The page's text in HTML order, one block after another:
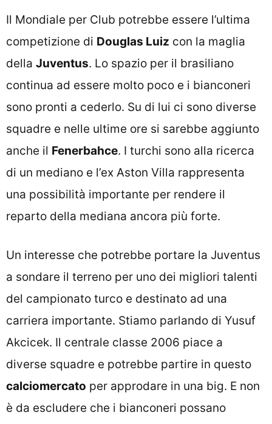
Il Mondiale per Club potrebbe essere l’ultima
competizione di Douglas Luiz con la maglia
della Juventus. Lo spazio per il brasiliano
continua ad essere molto poco e i bianconeri
sono pronti a cederlo. Su di lui ci sono diverse
squadre e nelle ultime ore si sarebbe aggiunto
anche il Fenerbahce. I turchi sono alla ricerca
di un mediano e l’ex Aston Villa rappresenta
una possibilità importante per rendere il
reparto della mediana ancora più forte.
Un interesse che potrebbe portare la Juventus
a sondare il terreno per uno dei migliori talenti
del campionato turco e destinato ad una
carriera importante. Stiamo parlando di Yusuf
Akcicek. Il centrale classe 2006 piace a
diverse squadre e potrebbe partire in questo
calciomercato per approdare in una big. E non
è da escludere che i bianconeri possano